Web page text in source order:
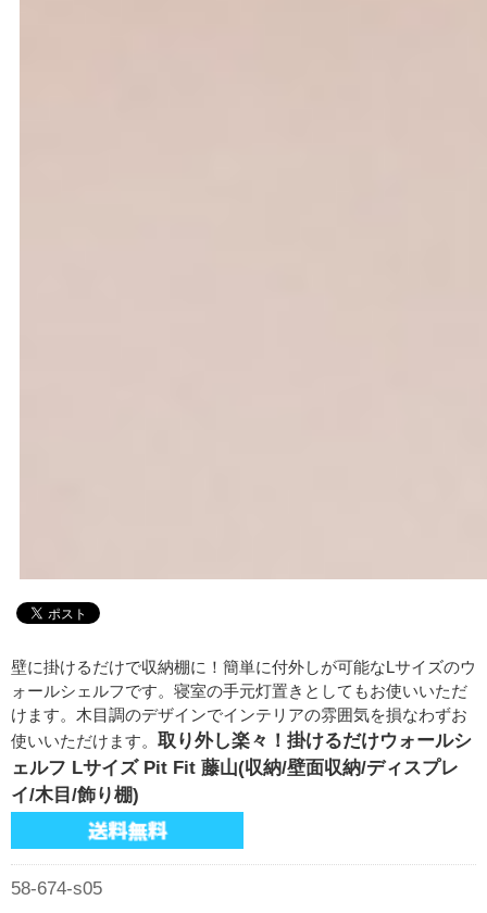
壁に掛けるだけで収納棚に！簡単に付外しが可能なLサイズのウ
ォールシェルフです。寝室の手元灯置きとしてもお使いいただ
けます。木目調のデザインでインテリアの雰囲気を損なわずお
使いいただけます。 取り外し楽々！掛けるだけウォールシ
ェルフ Lサイズ Pit Fit 藤山(収納/壁面収納/ディスプレ
イ/木目/飾り棚)
58-674-s05